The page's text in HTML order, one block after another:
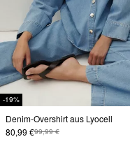
-19%
Denim-Overshirt aus Lyocell
80,99 €99,99 €